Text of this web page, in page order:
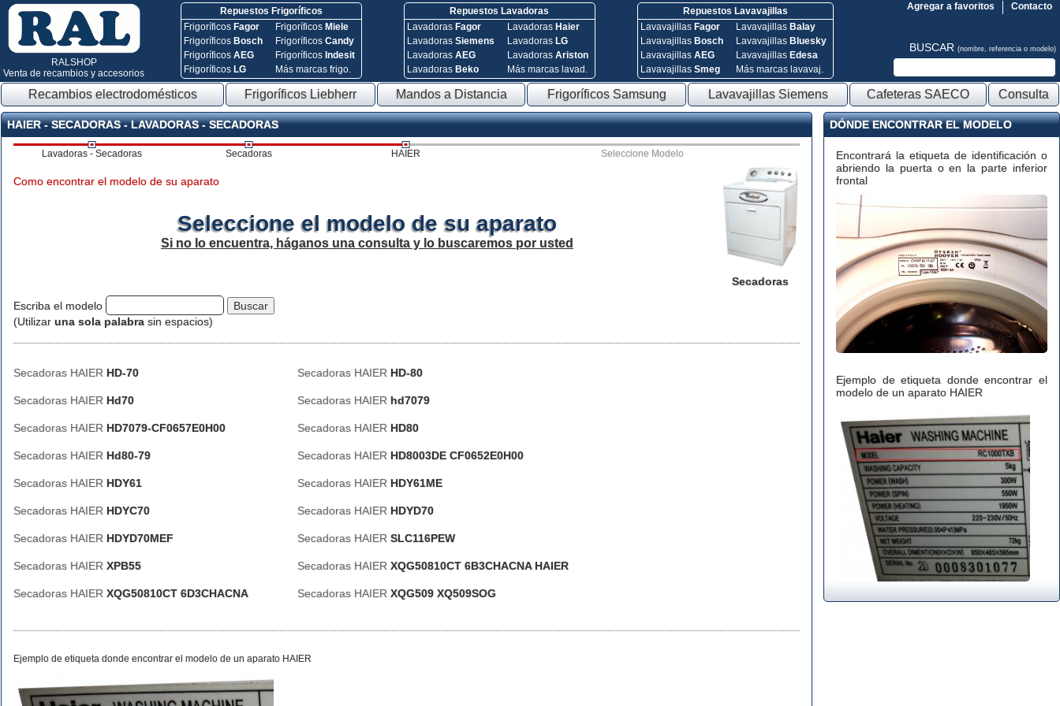
RALSHOP
Venta de recambios y accesorios
Repuestos Frigoríficos
Frigoríficos Fagor
Frigoríficos Bosch
FrigoríficosAEG
Frigoríficos LG
Frigoríficos Miele
FrigoríficosCandy
Frigoríficos Indesit
Más marcas frigo.
Repuestos Lavadoras
Lavadoras Fagor
Lavadoras Siemens
Lavadoras AEG
Lavadoras Beko
Lavadoras Haier
Lavadoras LG
Lavadoras Ariston
Más marcas lavad.
Repuestos Lavavajillas
Lavavajillas Fagor
Lavavajillas Bosch
Lavavajillas AEG
Lavavajillas Smeg
Lavavajillas Balay
Lavavajillas Bluesky
Lavavajillas Edesa
Más marcas lavavaj.
Contacto
Agregar a favoritos
BUSCAR (nombre, referencia o modelo)
Recambios electrodomésticos Frigoríficos Liebherr Mandos a Distancia Frigoríficos Samsung Lavavajillas Siemens Cafeteras SAECO Consulta
HAIER - SECADORAS - LAVADORAS - SECADORAS
Lavadoras - Secadoras Secadoras HAIER Seleccione Modelo
Secadoras
Como encontrar el modelo de su aparato
Seleccione el modelo de su aparato
Si no lo encuentra, háganos una consulta y lo buscaremos por usted
Escriba el modelo
(Utilizar una sola palabra sin espacios)
Secadoras HAIER HD-70 Secadoras HAIER HD-80
Secadoras HAIER Hd70 Secadoras HAIER hd7079
Secadoras HAIER HD7079-CF0657E0H00 Secadoras HAIER HD80
Secadoras HAIER Hd80-79 Secadoras HAIER HD8003DE CF0652E0H00
Secadoras HAIER HDY61 Secadoras HAIER HDY61ME
Secadoras HAIER HDYC70 Secadoras HAIER HDYD70
Secadoras HAIER HDYD70MEF Secadoras HAIER SLC116PEW
Secadoras HAIER XPB55 Secadoras HAIER XQG50810CT 6B3CHACNA HAIER
Secadoras HAIER XQG50810CT 6D3CHACNA Secadoras HAIER XQG509 XQ509SOG
Ejemplo de etiqueta donde encontrar el modelo de un aparato HAIER
DÓNDE ENCONTRAR EL MODELO
Encontrará la etiqueta de identificación o
abriendo la puerta o en la parte inferior
frontal
Ejemplo de etiqueta donde encontrar el
modelo de un aparato HAIER